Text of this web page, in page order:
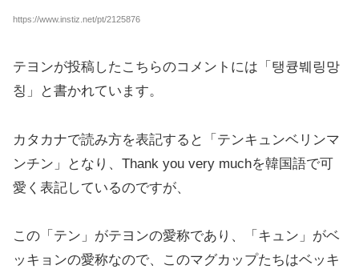
https://www.instiz.net/pt/2125876
テヨンが投稿したこちらのコメントには「탱큥붸링망
칭」と書かれています。
カタカナで読み方を表記すると「テンキュンベリンマ
ンチン」となり、Thank you very muchを韓国語で可
愛く表記しているのですが、
この「テン」がテヨンの愛称であり、「キュン」がベ
ッキョンの愛称なので、このマグカップたちはベッキ